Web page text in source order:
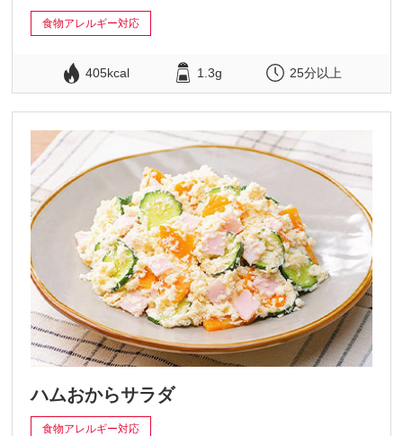
食物アレルギー対応
405kcal 1.3g 25分以上
ハムおからサラダ
食物アレルギー対応